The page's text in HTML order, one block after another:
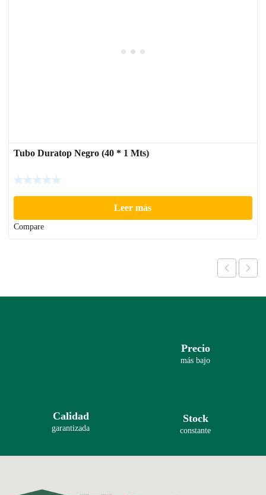
Tubo Duratop Negro (40 * 1 Mts)
Leer más
Compare
Precio
más bajo
Calidad
garantizada
Stock
constante